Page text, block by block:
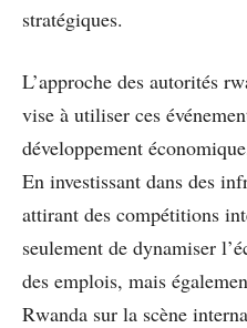
stratégiques.
L’approche des autorités
vise à utiliser ces
développement
En investissant dans des
attirant des compétitions
seulement de dynamiser
des emplois, mais
Rwanda sur la scène